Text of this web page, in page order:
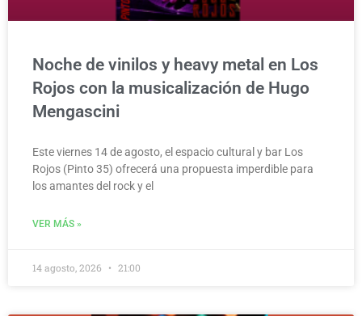
Noche de vinilos y heavy metal en Los
Rojos con la musicalización de Hugo
Mengascini
Este viernes 14 de agosto, el espacio cultural y bar Los
Rojos (Pinto 35) ofrecerá una propuesta imperdible para
los amantes del rock y el
VER MÁS »
14 agosto, 2026 21:00